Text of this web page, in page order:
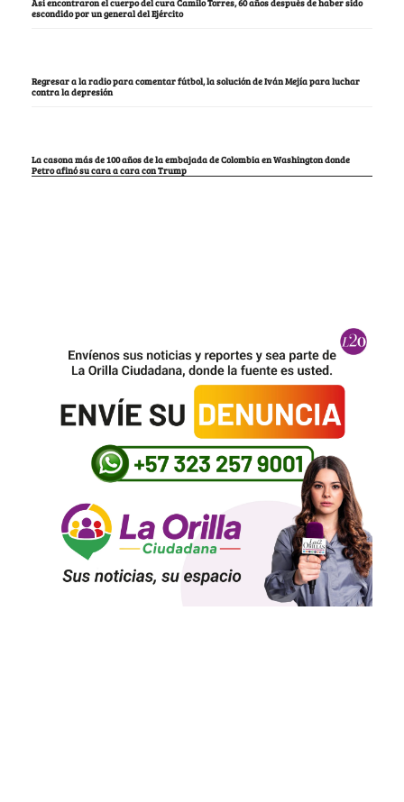
Así encontraron el cuerpo del cura Camilo Torres, 60 años después de haber sido
escondido por un general del Ejército
Regresar a la radio para comentar fútbol, la solución de Iván Mejía para luchar
contra la depresión
La casona más de 100 años de la embajada de Colombia en Washington donde
Petro afinó su cara a cara con Trump